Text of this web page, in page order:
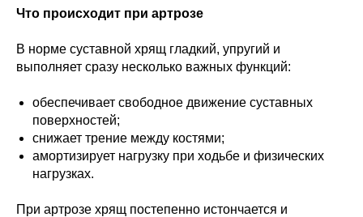
Что происходит при артрозе
В норме суставной хрящ гладкий, упругий и
выполняет сразу несколько важных функций:
обеспечивает свободное движение суставных
поверхностей;
снижает трение между костями;
амортизирует нагрузку при ходьбе и физических
нагрузках.
При артрозе хрящ постепенно истончается и